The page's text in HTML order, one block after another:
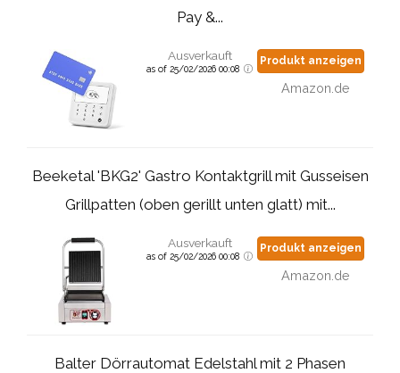
Pay &...
Ausverkauft
as of 25/02/2026 00:08
Produkt anzeigen
Amazon.de
Beeketal 'BKG2' Gastro Kontaktgrill mit Gusseisen
Grillpatten (oben gerillt unten glatt) mit...
Ausverkauft
as of 25/02/2026 00:08
Produkt anzeigen
Amazon.de
Balter Dörrautomat Edelstahl mit 2 Phasen